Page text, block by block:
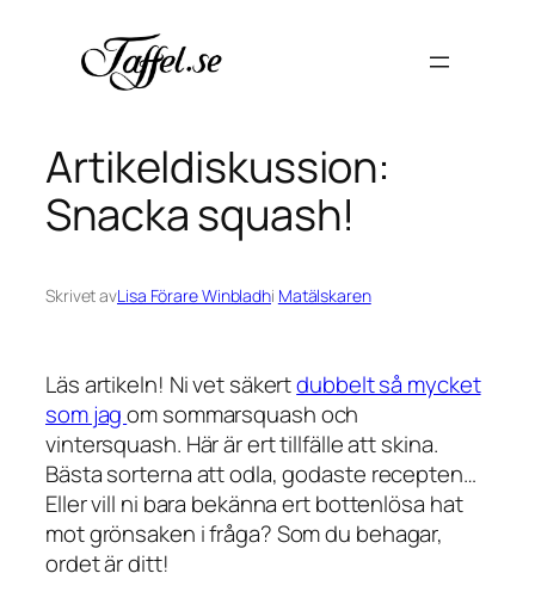
innehåll
Artikeldiskussion:
Snacka squash!
Skrivet avLisa Förare Winbladhi Matälskaren
Läs artikeln! Ni vet säkertdubbelt så mycket
som jagom sommarsquash och
vintersquash. Här är ert tillfälle att skina.
Bästa sorterna att odla, godaste recepten…
Eller vill ni bara bekänna ert bottenlösa hat
mot grönsaken i fråga? Som du behagar,
ordet är ditt!